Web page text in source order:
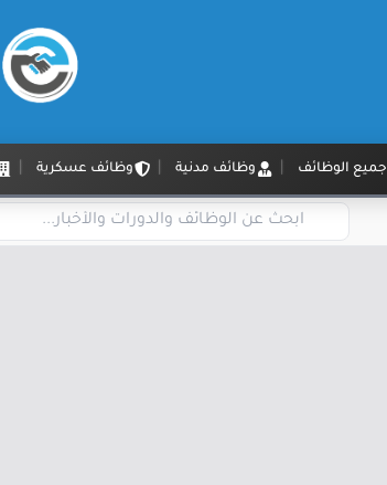
جميع الوظائف وظائف مدنية وظائف عسكرية